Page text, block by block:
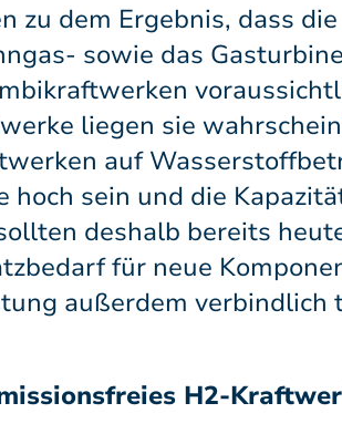
zu dem Ergebnis, dass
sowie das
liegen sie
auf
sein und die
deshalb bereits
für neue
außerdem
H2-